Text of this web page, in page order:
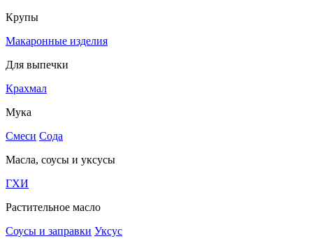
Крупы
Макаронные изделия
Для выпечки
Крахмал
Мука
Смеси Сода
Масла, соусы и уксусы
ГХИ
Растительное масло
Соусы и заправки Уксус